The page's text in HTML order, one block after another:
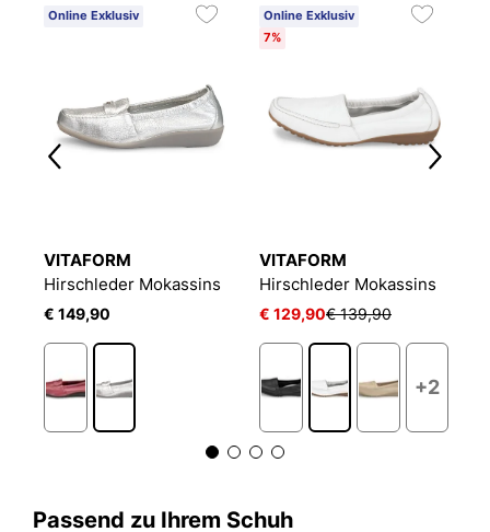
Online Exklusiv
VITAFORM
Hirschleder Mokassins
€ 149,90
Online Exklusiv
7%
VITAFORM
Hirschleder Mokassins
€ 129,90€ 139,90
+2
Passend zu Ihrem Schuh